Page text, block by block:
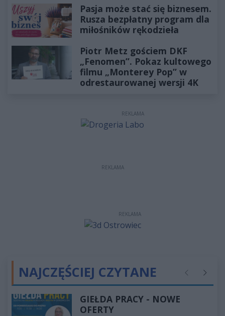
Pasja może stać się biznesem.
Rusza bezpłatny program dla
miłośników rękodzieła
Piotr Metz gościem DKF
„Fenomen”. Pokaz kultowego
filmu „Monterey Pop” w
odrestaurowanej wersji 4K
REKLAMA
REKLAMA
REKLAMA
NAJCZĘŚCIEJ CZYTANE Poprzednie
GIEŁDA PRACY - NOWE
OFERTY